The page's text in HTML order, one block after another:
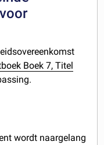
Boek 7, Titel
wordt naargelang